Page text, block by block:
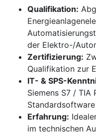
Qualifikation:
der Elektro-/
Zertifizierung:
Qualifikation zur
IT- & SPS-
Siemens S7 /
Standardsoftware
Erfahrung:
im technischen